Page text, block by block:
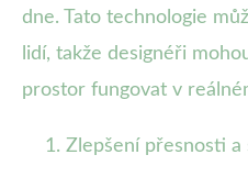
dne. Tato technologie
lidí, takže designéři
prostor fungovat v
Zlepšení přesnosti a